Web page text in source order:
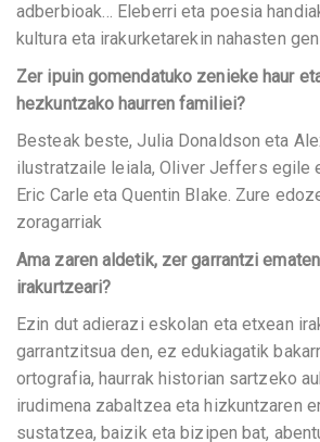
adberbioak… Eleberri eta poesia
kultura eta irakurketarekin nahasten
Zer ipuin gomendatuko zenieke haur
hezkuntzako haurren familiei?
Besteak beste, Julia Donaldson eta
ilustratzaile leiala, Oliver Jeffers egile
Eric Carle eta Quentin Blake. Zure
zoragarriak
Ama zaren aldetik, zer garrantzi
irakurtzeari?
Ezin dut adierazi eskolan eta etxean
garrantzitsua den, ez edukiagatik
ortografia, haurrak historian sartzeko
irudimena zabaltzea eta hizkuntzaren
sustatzea, baizik eta bizipen bat,